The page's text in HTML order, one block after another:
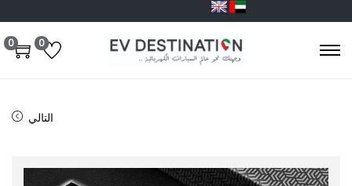
0
0
التالي